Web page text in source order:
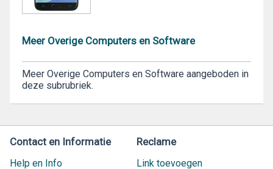
Meer Overige Computers en Software
Meer Overige Computers en Software aangeboden in
deze subrubriek.
Contact en Informatie
Help en Info
Reclame
Link toevoegen